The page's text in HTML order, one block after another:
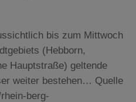
bis zum Mittwoch
(Hebborn,
Hauptstraße) geltende
weiter bestehen… Quelle
berg-